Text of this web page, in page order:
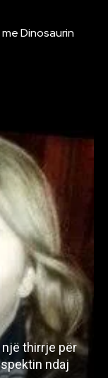
Dinosaurin
një thirrje për
ndaj